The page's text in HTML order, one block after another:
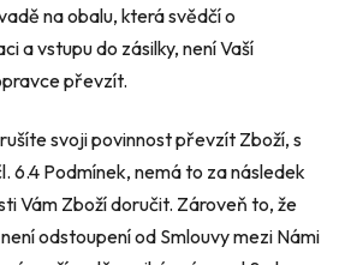
na obalu, která svědčí o
a vstupu do zásilky, není Vaší
převzít.
svoji povinnost převzít Zboží, s
6.4 Podmínek, nemá to za následek
Vám Zboží doručit. Zároveň to, že
odstoupení od Smlouvy mezi Námi